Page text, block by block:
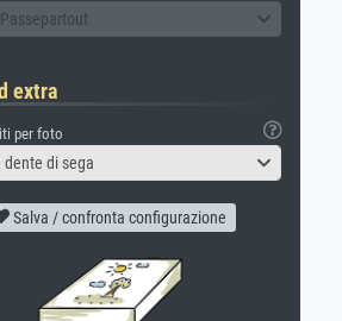
extra
per foto
dente di sega
Salva / confronta configurazione